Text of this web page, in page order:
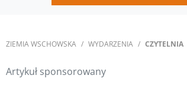
ZIEMIA WSCHOWSKA WYDARZENIA CZYTELNIA
Artykuł sponsorowany